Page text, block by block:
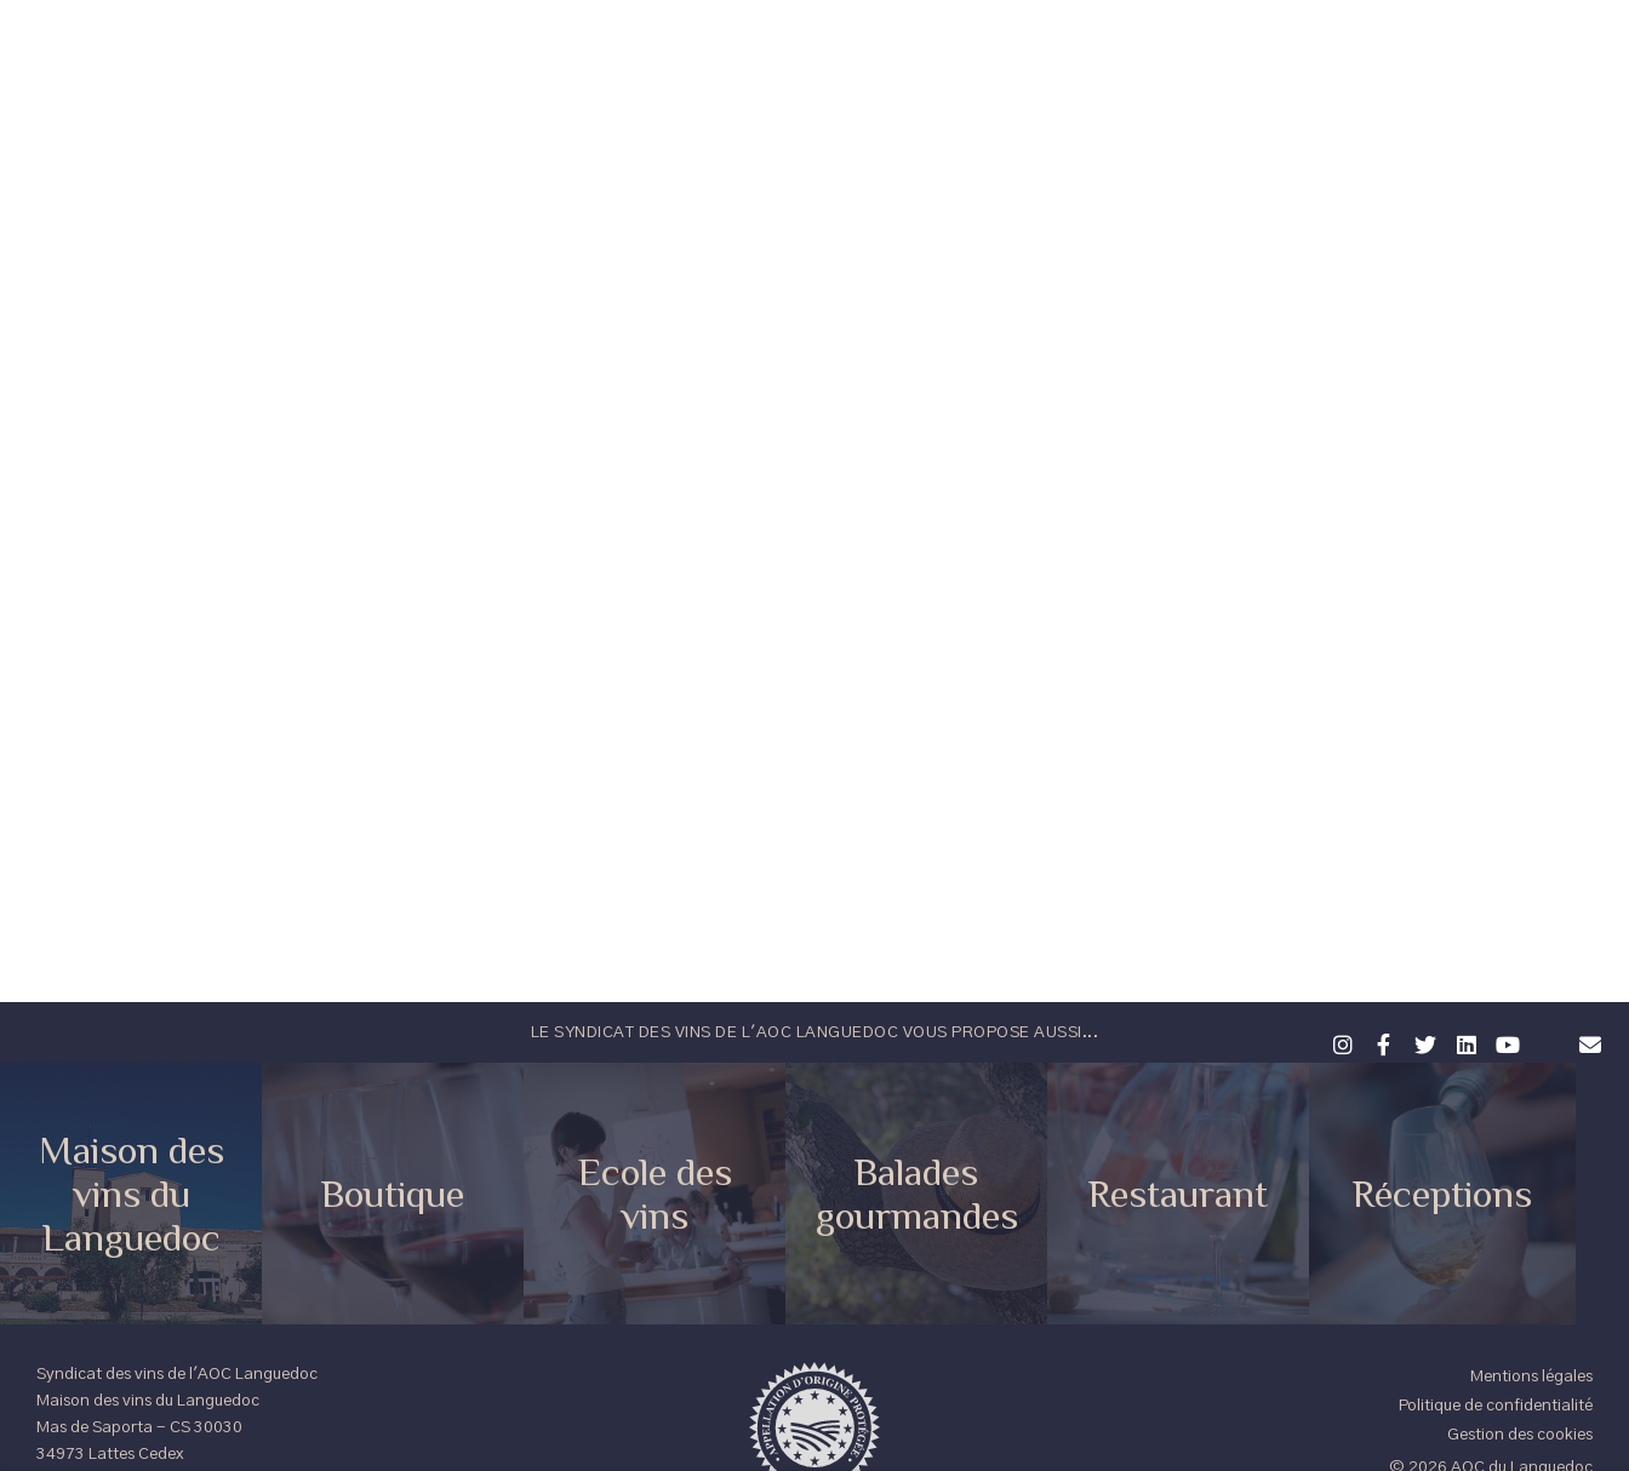
LE SYNDICAT DES VINS DE L'AOC LANGUEDOC VOUS PROPOSE AUSSI...
Maison des
vins du
Languedoc
Boutique
Ecole des
vins
Balades
gourmandes
Restaurant Réceptions
Syndicat des vins de l'AOC Languedoc
Maison des vins du Languedoc
Mas de Saporta - CS 30030
34973 Lattes Cedex
Mentions légales
Politique de confidentialité
Gestion des cookies
© 2026 AOC du Languedoc